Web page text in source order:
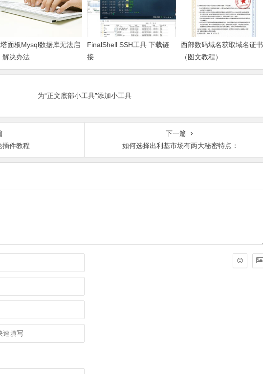
面板Mysql数据库无法启
解决办法
FinalShell SSH工具 下载链
接
西部数码域名获取域名证书
（图文教程）
为“正文底部小工具”添加小工具
插件教程
下一篇
如何选择出利基市场有两大秘密特点：